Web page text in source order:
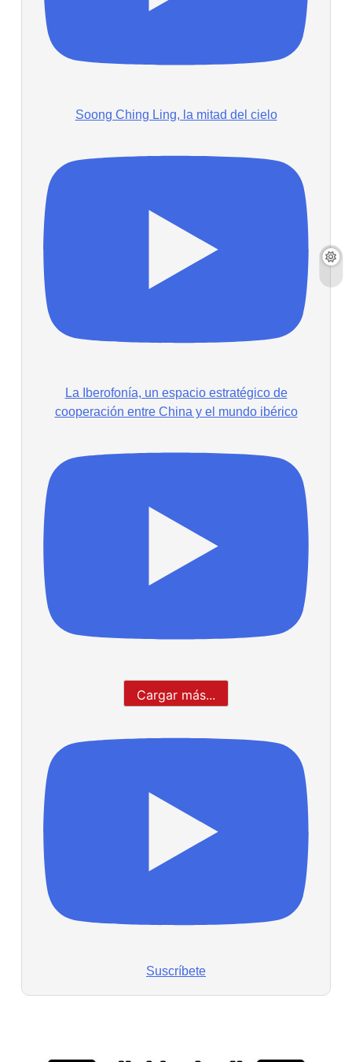
Soong Ching Ling, la mitad del cielo
La Iberofonía, un espacio estratégico de
cooperación entre China y el mundo ibérico
Cargar más...
Suscríbete